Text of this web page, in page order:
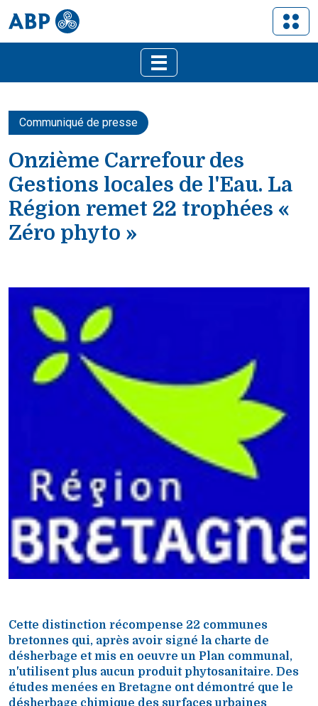
Communiqué de presse
Onzième Carrefour des
Gestions locales de l'Eau. La
Région remet 22 trophées «
Zéro phyto »
Cette distinction récompense 22 communes
bretonnes qui, après avoir signé la charte de
désherbage et mis en oeuvre un Plan communal,
n'utilisent plus aucun produit phytosanitaire. Des
études menées en Bretagne ont démontré que le
désherbage chimique des surfaces urbaines